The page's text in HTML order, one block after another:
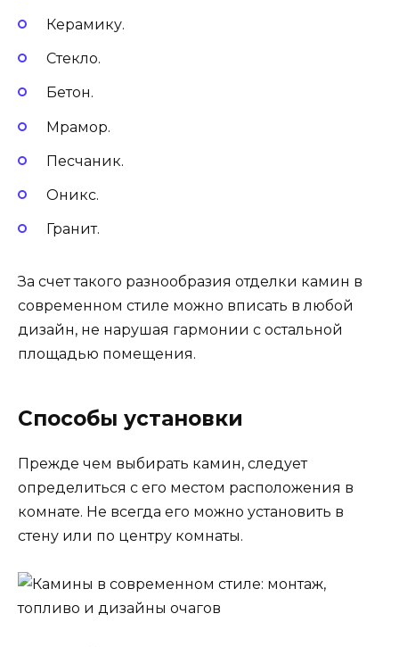
Керамику.
Стекло.
Бетон.
Мрамор.
Песчаник.
Оникс.
Гранит.
За счет такого разнообразия отделки камин в
современном стиле можно вписать в любой
дизайн, не нарушая гармонии с остальной
площадью помещения.
Способы установки
Прежде чем выбирать камин, следует
определиться с его местом расположения в
комнате. Не всегда его можно установить в
стену или по центру комнаты.